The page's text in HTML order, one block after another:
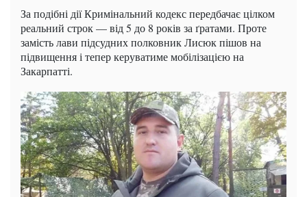
За подібні дії Кримінальний кодекс передбачає цілком
реальний строк — від 5 до 8 років за ґратами. Проте
замість лави підсудних полковник Лисюк пішов на
підвищення і тепер керуватиме мобілізацією на
Закарпатті.